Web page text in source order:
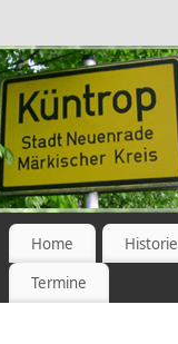
Home Historie
Termine